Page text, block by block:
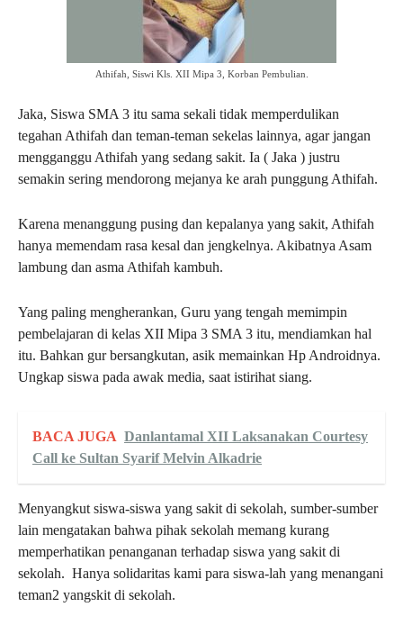
Athifah, Siswi Kls. XII Mipa 3, Korban Pembulian.
Jaka, Siswa SMA 3 itu sama sekali tidak memperdulikan
tegahan Athifah dan teman-teman sekelas lainnya, agar jangan
mengganggu Athifah yang sedang sakit. Ia ( Jaka ) justru
semakin sering mendorong mejanya ke arah punggung Athifah.
Karena menanggung pusing dan kepalanya yang sakit, Athifah
hanya memendam rasa kesal dan jengkelnya. Akibatnya Asam
lambung dan asma Athifah kambuh.
Yang paling mengherankan, Guru yang tengah memimpin
pembelajaran di kelas XII Mipa 3 SMA 3 itu, mendiamkan hal
itu. Bahkan gur bersangkutan, asik memainkan Hp Androidnya.
Ungkap siswa pada awak media, saat istirihat siang.
BACA JUGA Danlantamal XII Laksanakan Courtesy
Call ke Sultan Syarif Melvin Alkadrie
Menyangkut siswa-siswa yang sakit di sekolah, sumber-sumber
lain mengatakan bahwa pihak sekolah memang kurang
memperhatikan penanganan terhadap siswa yang sakit di
sekolah. Hanya solidaritas kami para siswa-lah yang menangani
teman2 yangskit di sekolah.